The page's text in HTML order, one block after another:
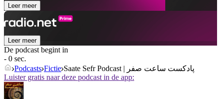
Leer meer
Leer meer
De podcast begint in
- 0 sec.
Podcasts Fictie
Saate Sefr Podcast | پادکست ساعت صفر
Luister gratis naar deze podcast in de app: